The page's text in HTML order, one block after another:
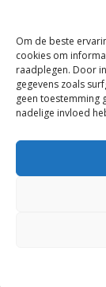
Om de beste
cookies om
raadplegen. Door
gegevens zoals
geen toestemming
nadelige invloed